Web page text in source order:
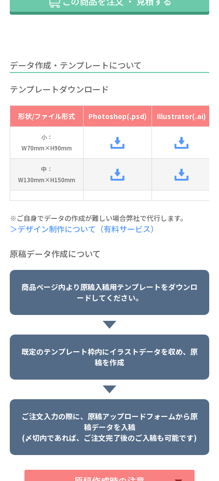
データ作成・テンプレートについて
テンプレートダウンロード
形状/ファイル形式 Photoshop(.psd) Illustrator(.ai)
小：
W70mm×H90mm
中：
W130mm×H150mm
※ご自身でデータの作成が難しい場合弊社で代行します。
＞デザイン制作について（有料サービス）
原稿データ作成について
商品ページ内より原稿入稿用テンプレートをダウンロ
ードしてください。
既定のテンプレート枠内にイラストデータを収め、原
稿を作成
ご注文入力の際に、原稿アップロードフォームから原
稿データを入稿
(〆切内であれば、ご注文完了後のご入稿も可能です)